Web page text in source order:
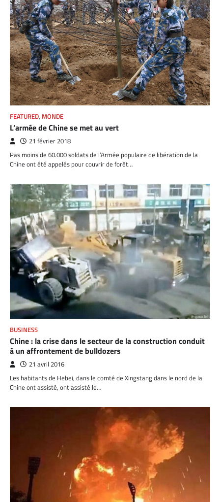
FEATURED, MONDE
L’armée de Chine se met au vert
21 février 2018
Pas moins de 60.000 soldats de l’Armée populaire de libération de la
Chine ont été appelés pour couvrir de forêt…
BUSINESS
Chine : la crise dans le secteur de la construction conduit
à un affrontement de bulldozers
21 avril 2016
Les habitants de Hebei, dans le comté de Xingstang dans le nord de la
Chine ont assisté, ont assisté le…